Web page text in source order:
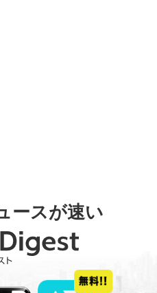
ースが速い